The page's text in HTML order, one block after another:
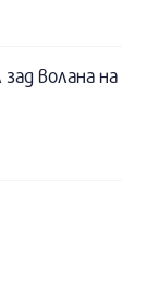
волана на